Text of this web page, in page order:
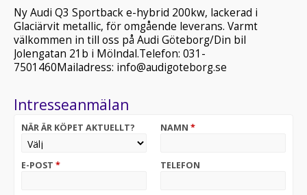
Ny Audi Q3 Sportback e-hybrid 200kw, lackerad i
Glaciärvit metallic, för omgående leverans. Varmt
välkommen in till oss på Audi Göteborg/Din bil
Jolengatan 21b i Mölndal.Telefon: 031-
7501460Mailadress: info@audigoteborg.se
Intresseanmälan
NÄR ÄR KÖPET AKTUELLT? NAMN *
E-POST * TELEFON